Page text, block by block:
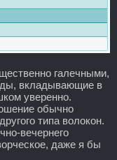
галечными,
вкладывающие в
уверенно.
обычно
типа волокон.
вечернего
даже я бы